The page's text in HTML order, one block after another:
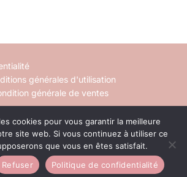
générales d'utilisation
générale de ventes
Mentions légales
Contact
Theme par
cookies pour vous garantir la meilleure
site web. Si vous continuez à utiliser ce
que vous en êtes satisfait.
Refuser Politique de confidentialité